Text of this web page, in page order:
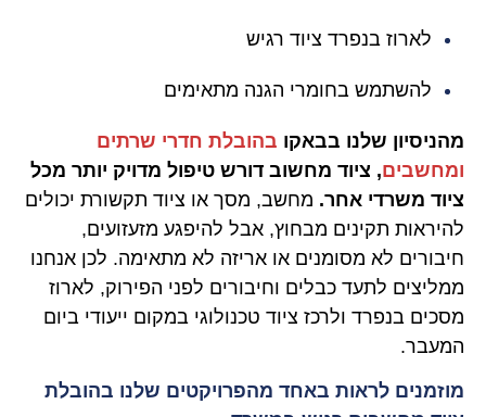
לארוז בנפרד ציוד רגיש
להשתמש בחומרי הגנה מתאימים
מהניסיון שלנו בבאקו בהובלת חדרי שרתים
ומחשבים, ציוד מחשוב דורש טיפול מדויק יותר מכל
ציוד משרדי אחר. מחשב, מסך או ציוד תקשורת יכולים
להיראות תקינים מבחוץ, אבל להיפגע מזעזועים,
חיבורים לא מסומנים או אריזה לא מתאימה. לכן אנחנו
ממליצים לתעד כבלים וחיבורים לפני הפירוק, לארוז
מסכים בנפרד ולרכז ציוד טכנולוגי במקום ייעודי ביום
המעבר.
מוזמנים לראות באחד מהפרויקטים שלנו בהובלת